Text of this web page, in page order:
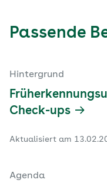
Passende
Hintergrund
Check-ups
Aktualisiert am
Agenda